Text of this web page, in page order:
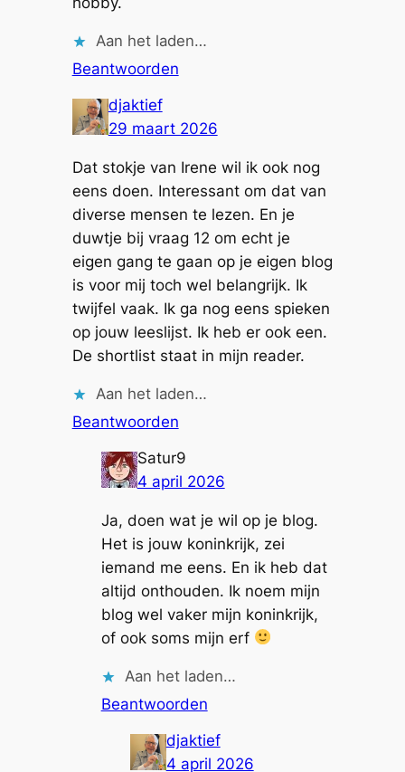
Aan het laden…
Beantwoorden
djaktief
29 maart 2026
Dat stokje van Irene wil ik ook nog
eens doen. Interessant om dat van
diverse mensen te lezen. En je
duwtje bij vraag 12 om echt je
eigen gang te gaan op je eigen blog
is voor mij toch wel belangrijk. Ik
twijfel vaak. Ik ga nog eens spieken
op jouw leeslijst. Ik heb er ook een.
De shortlist staat in mijn reader.
Aan het laden…
Beantwoorden
Satur9
4 april 2026
Ja, doen wat je wil op je blog.
Het is jouw koninkrijk, zei
iemand me eens. En ik heb dat
altijd onthouden. Ik noem mijn
blog wel vaker mijn koninkrijk,
of ook soms mijn erf
Aan het laden…
Beantwoorden
djaktief
4 april 2026